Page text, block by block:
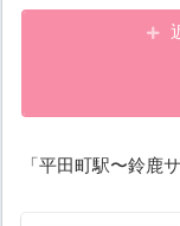
「平田町駅〜鈴鹿